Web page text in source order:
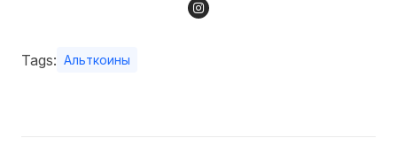
Tags: Альткоины